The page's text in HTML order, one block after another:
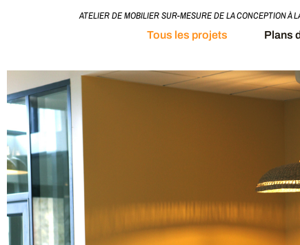
LA CONCEPTION À LA FABRICATION. RÉEMPLOI. ÉLÉGANCE. SAVOIR-FAIRE
Tous les projets
Plans